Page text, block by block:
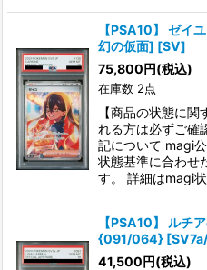
【PSA10】 ゼイ
幻の仮面] [SV]
75,800円(税込)
在庫数 2点
【商品の状態に
れる方は必ずご確
記について magi
状態基準に合わせ
す。 詳細はmagi
【PSA10】 ルチ
{091/064}
41,500円(税込)